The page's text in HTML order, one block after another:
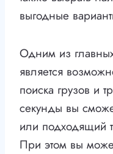
выгодные
Одним из
является
поиска грузов и
секунды вы
или подходящий
При этом вы